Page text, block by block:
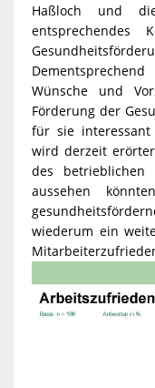
Haßloch und
Wünsche und
Förderung der
für sie
wird derzeit
des betrieblichen
aussehen
wiederum ein